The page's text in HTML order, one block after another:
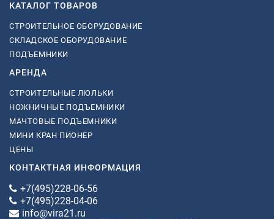
КАТАЛОГ ТОВАРОВ
СТРОИТЕЛЬНОЕ ОБОРУДОВАНИЕ
СКЛАДСКОЕ ОБОРУДОВАНИЕ
ПОДЪЕМНИКИ
АРЕНДА
СТРОИТЕЛЬНЫЕ ЛЮЛЬКИ
НОЖНИЧНЫЕ ПОДЪЕМНИКИ
МАЧТОВЫЕ ПОДЪЕМНИКИ
МИНИ КРАН ПИОНЕР
ЦЕНЫ
КОНТАКТНАЯ ИНФОРМАЦИЯ
+7(495)228-06-56
+7(495)228-04-06
info@vira21.ru